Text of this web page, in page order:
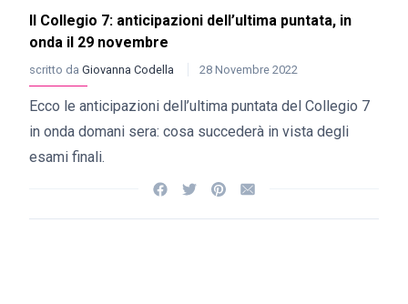
Il Collegio 7: anticipazioni dell’ultima puntata, in
onda il 29 novembre
scritto da Giovanna Codella 28 Novembre 2022
Ecco le anticipazioni dell’ultima puntata del Collegio 7
in onda domani sera: cosa succederà in vista degli
esami finali.